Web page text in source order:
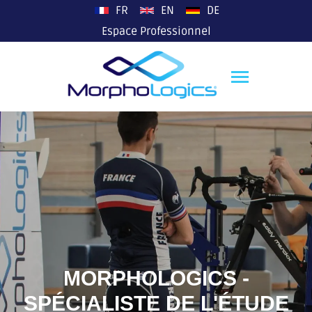
FR EN
DE
Espace Professionnel
MORPHOLOGICS -
SPÉCIALISTE DE L'ÉTUDE